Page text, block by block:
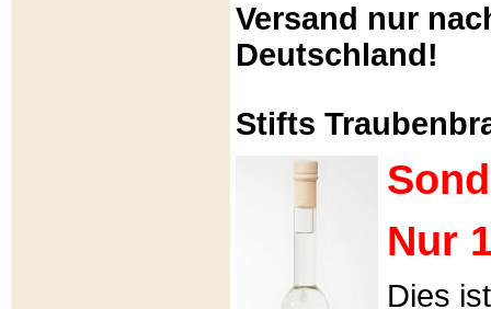
Versand nur
Deutschland!
Stifts
Nur
Dies